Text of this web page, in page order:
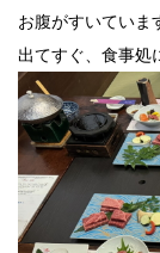
お腹がすいていま
出てすぐ、食事処